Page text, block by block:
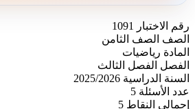
رقم الاختبار
1091
الصف
الصف الثامن
المادة رياضيات
الفصل
الفصل الثالث
السنة الدراسية 2025/2026
عدد الأسئلة 5
إجمالي النقاط 5